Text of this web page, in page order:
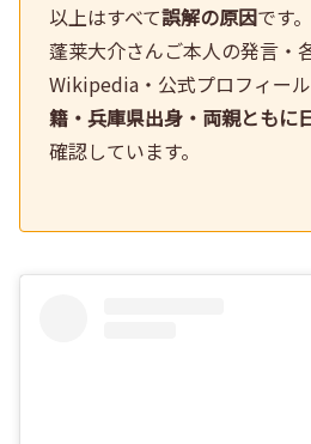
以上はすべて誤解の原因です。
蓬莱大介さんご本人の発言・
Wikipedia・公式プロフィール
籍・兵庫県出身・両親ともに
確認しています。